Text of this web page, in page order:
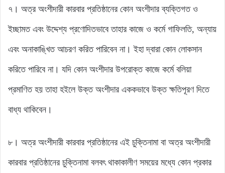
৭। অত্র অংশীদারী কারবার প্রতিষ্ঠানের কোন অংশীদার ব্যক্তিগত ও
ইচ্ছামত এবং উদ্দেশ্য প্রণোদিতভাবে তাহার কাজে ও কর্মে গাফিলতি, অন্যায়
এবং অনাকাঙ্খিত আচরণ করিত পারিবেন না। ইহা দ্বারা কোন লোকসান
করিতে পারিবে না। যদি কোন অংশীদার উপরোক্ত কাজে কর্মে বলিয়া
প্রমাণিত হয় তাহা হইলে উক্ত অংশীদার এককভাবে উক্ত ক্ষতিপূরণ দিতে
বাধ্য থাকিবেন।
৮। অত্র অংশীদারী কারবার প্রতিষ্ঠানের এই চুক্তিনামা বা অত্র অংশীদারী
কারবার প্রতিষ্ঠানের চুক্তিনামা বলবৎ থাকাকালীণ সময়ের মধ্যে কোন প্রকার